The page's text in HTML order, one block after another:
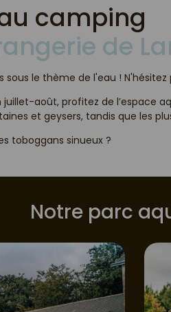
camping
de
le thème de l'eau !
août, profitez de l’espace
et geysers, tandis que les
toboggans sinueux ?
Notre parc